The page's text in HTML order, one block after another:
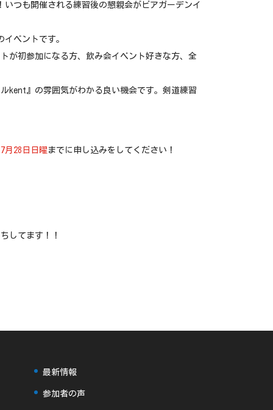
つも開催される練習後の懇親会がビアガーデンイ
ベントです。
が初参加になる方、飲み会イベント好きな方、全
kent』の雰囲気がわかる良い機会です。剣道練習
7月28日日曜 までに申し込みをしてください！
してます！！
最新情報
参加者の声